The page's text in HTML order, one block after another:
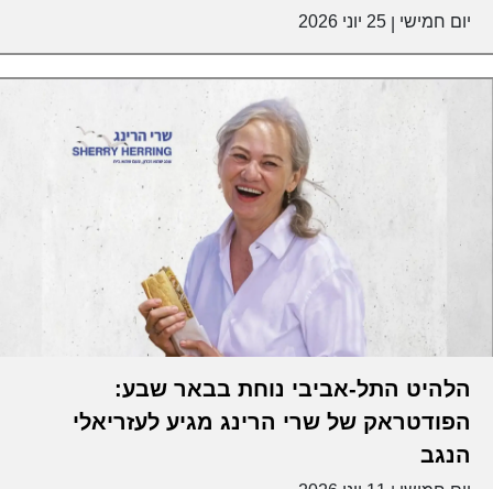
יום חמישי 25 יוני 2026
הלהיט התל-אביבי נוחת בבאר שבע:
הפודטראק של שרי הרינג מגיע לעזריאלי
הנגב